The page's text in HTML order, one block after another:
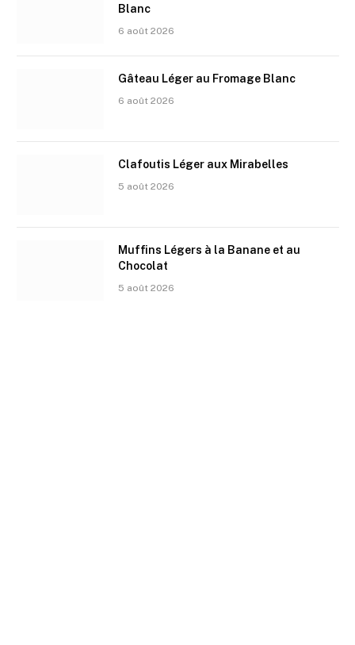
Blanc
6 août 2026
Gâteau Léger au Fromage Blanc
6 août 2026
Clafoutis Léger aux Mirabelles
5 août 2026
Muffins Légers à la Banane et au
Chocolat
5 août 2026